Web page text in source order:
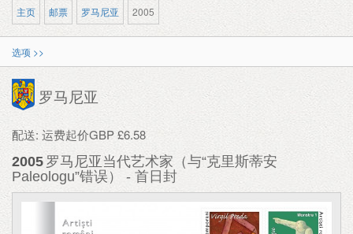
主页 邮票 罗马尼亚 2005
选项 >>
罗马尼亚
配送: 运费起价GBP £6.58
2005 罗马尼亚当代艺术家（与“克里斯蒂安
Paleologu”错误） - 首日封